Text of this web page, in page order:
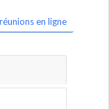
en ligne